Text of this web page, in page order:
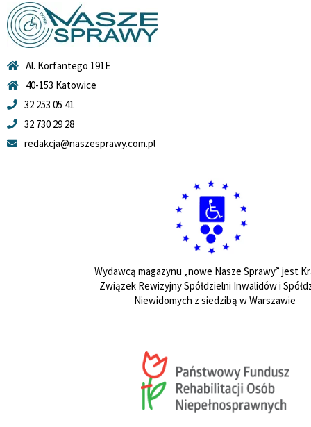
Al. Korfantego 191E
40-153 Katowice
32 253 05 41
32 730 29 28
redakcja@naszesprawy.com.pl
Wydawcą magazynu „nowe Nasze Sprawy” jest
Związek Rewizyjny Spółdzielni Inwalidów i
Niewidomych z siedzibą w Warszawie